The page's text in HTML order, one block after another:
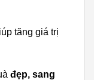
tăng giá trị
đẹp, sang